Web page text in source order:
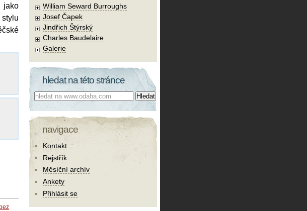
jako
stylu
William Seward Burroughs
Josef Čapek
Jindřich Štýrský
Charles Baudelaire
Galerie
hledat na této stránce
Co hledat:
navigace
Kontakt
Rejstřík
Měsíční archív
Ankety
Přihlásit se